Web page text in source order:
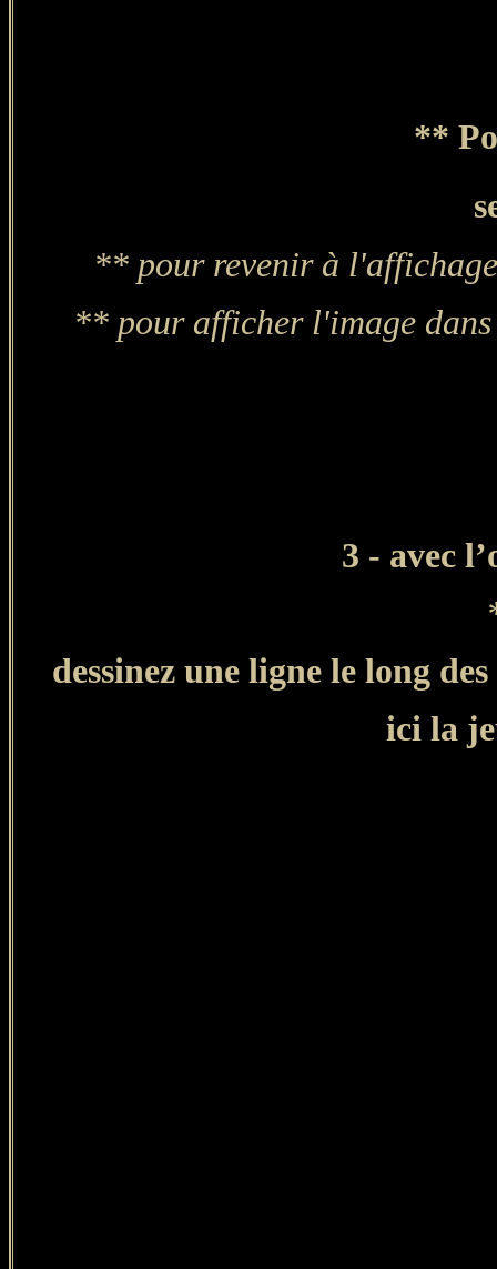
**
** pour revenir à
** pour afficher l'image dans
3 - avec
dessinez une ligne le long
ici la